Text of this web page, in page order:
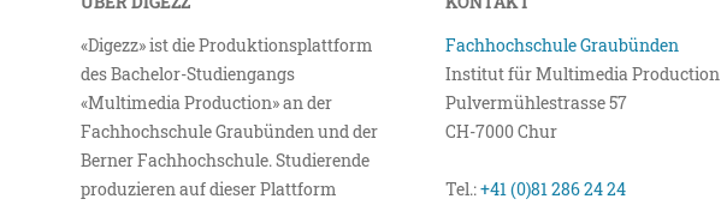
«Digezz» ist die Produktionsplattform
des Bachelor-Studiengangs
«Multimedia Production» an der
Fachhochschule Graubünden und der
Berner Fachhochschule. Studierende
produzieren auf dieser Plattform
Fachhochschule Graubünden
Institut für Multimedia Production
Pulvermühlestrasse 57
CH-7000 Chur
Tel.:+41 (0)81 286 24 24